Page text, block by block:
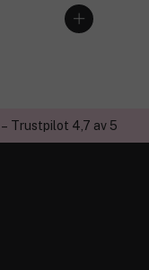
Trustpilot 4,7 av 5